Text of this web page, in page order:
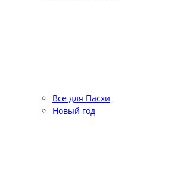
Все для Пасхи
Новый год